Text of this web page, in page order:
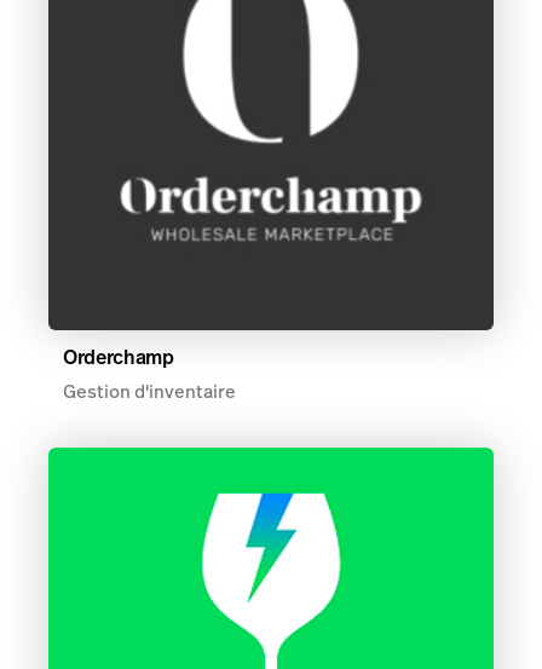
Orderchamp
Gestion d'inventaire